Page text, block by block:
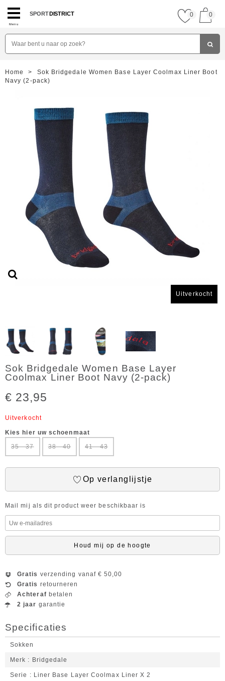
Menu
SPORTDISTRICT 0 0
Home >
Sok Bridgedale Women Base Layer Coolmax Liner Boot
Navy (2-pack)
Uitverkocht
Sok Bridgedale Women Base Layer
Coolmax Liner Boot Navy (2-pack)
€ 23,95
Uitverkocht
Kies hier uw schoenmaat
35 - 37
38 - 40 41 - 43
Op verlanglijstje
Mail mij als dit product weer beschikbaar is
Houd mij op de hoogte
Gratis verzending vanaf € 50,00
Gratis retourneren
Achteraf betalen
2 jaar garantie
Specificaties
Sokken
Merk Bridgedale
Serie Liner Base Layer Coolmax Liner X 2